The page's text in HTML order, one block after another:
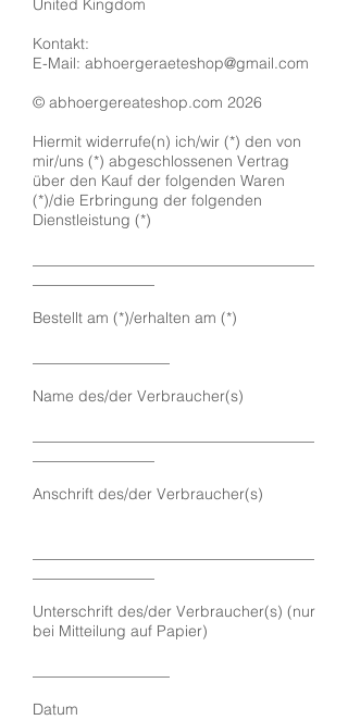
United Kingdom
Kontakt:
E-Mail: abhoergeraeteshop@gmail.com
© abhoergereateshop.com 2026
Hiermit widerrufe(n) ich/wir (*) den von
mir/uns (*) abgeschlossenen Vertrag
über den Kauf der folgenden Waren
(*)/die Erbringung der folgenden
Dienstleistung (*)
Bestellt am (*)/erhalten am (*)
Name des/der Verbraucher(s)
Anschrift des/der Verbraucher(s)
Unterschrift des/der Verbraucher(s) (nur
bei Mitteilung auf Papier)
Datum